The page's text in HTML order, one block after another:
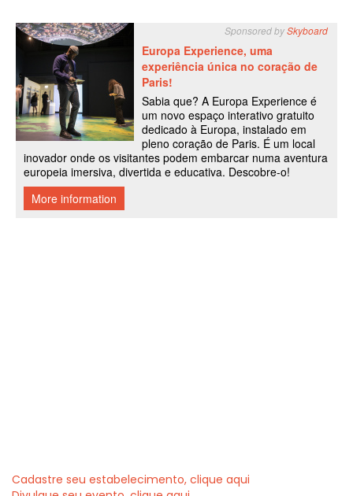
Cadastre seu estabelecimento, clique aqui